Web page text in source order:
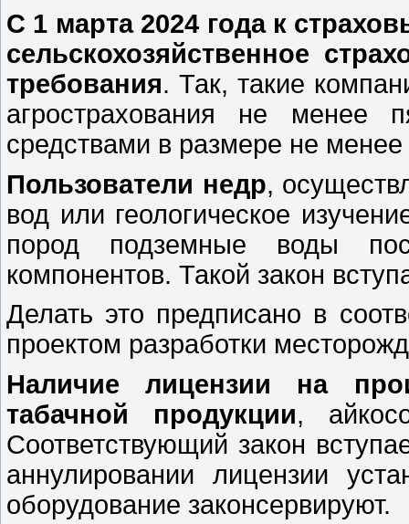
С 1 марта 2024 года к
сельскохозяйственное
требования. Так, такие
агрострахования не менее
средствами в размере не
Пользователи недр,
вод или геологическое
пород подземные воды
компонентов. Такой закон
Делать это предписано в
проектом разработки
Наличие лицензии на
табачной продукции,
Соответствующий закон
аннулировании лицензии
оборудование законсервируют.